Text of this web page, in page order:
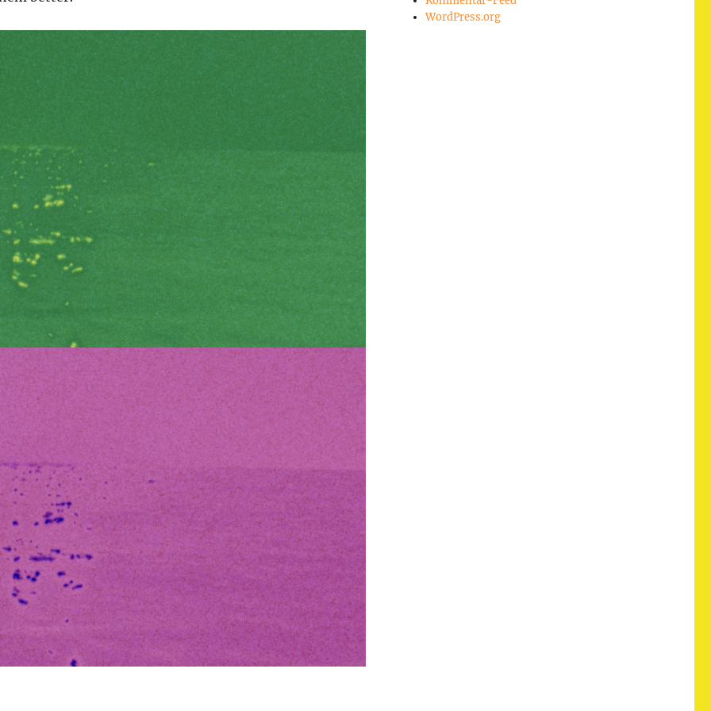
WordPress.org